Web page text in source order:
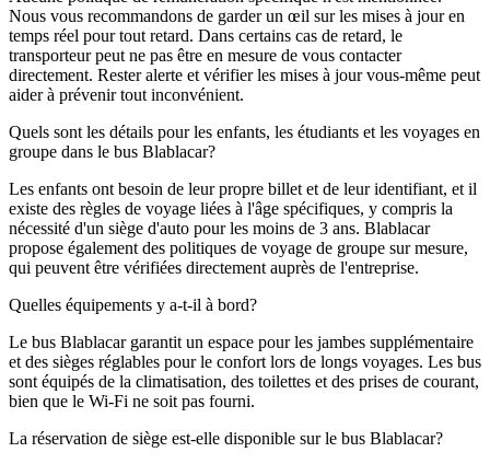
Nous vous recommandons de garder un œil sur les mises à jour en
temps réel pour tout retard. Dans certains cas de retard, le
transporteur peut ne pas être en mesure de vous contacter
directement. Rester alerte et vérifier les mises à jour vous-même peut
aider à prévenir tout inconvénient.
Quels sont les détails pour les enfants, les étudiants et les voyages en
groupe dans le bus Blablacar?
Les enfants ont besoin de leur propre billet et de leur identifiant, et il
existe des règles de voyage liées à l'âge spécifiques, y compris la
nécessité d'un siège d'auto pour les moins de 3 ans. Blablacar
propose également des politiques de voyage de groupe sur mesure,
qui peuvent être vérifiées directement auprès de l'entreprise.
Quelles équipements y a-t-il à bord?
Le bus Blablacar garantit un espace pour les jambes supplémentaire
et des sièges réglables pour le confort lors de longs voyages. Les bus
sont équipés de la climatisation, des toilettes et des prises de courant,
bien que le Wi-Fi ne soit pas fourni.
La réservation de siège est-elle disponible sur le bus Blablacar?